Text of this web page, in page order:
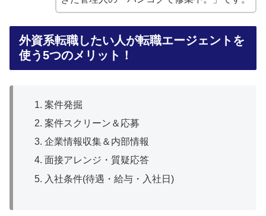
外資系転職したい人が転職エージェントを
使う5つのメリット！
案件発掘
案件スクリーン＆応募
企業情報収集＆内部情報
面接アレンジ・質疑応答
入社条件(待遇・給与・入社日)